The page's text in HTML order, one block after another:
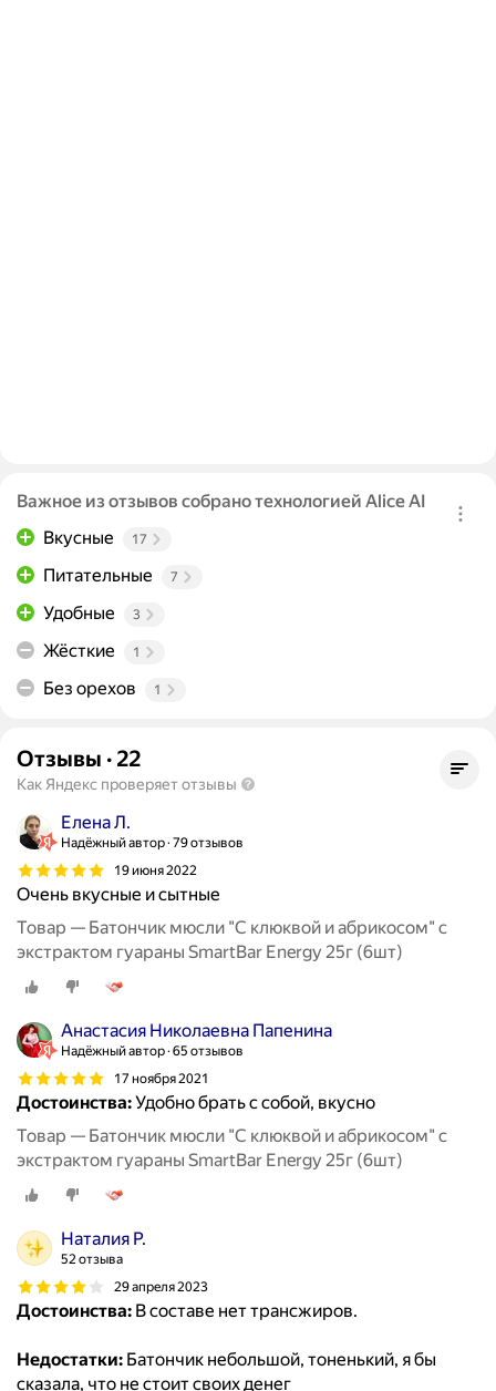
Важное из отзывов собрано технологией Alice AI
Вкусные
17
Питательные 7
Удобные 3
Жёсткие 1
Без орехов 1
Отзывы · 22
Как Яндекс проверяет отзывы
Елена Л.
Надёжный автор 79 отзывов
19 июня 2022
Очень вкусные и сытные
Товар — Батончик мюсли "С клюквой и абрикосом" с
экстрактом гуараны SmartBar Energy 25г (6шт)
Анастасия Николаевна Папенина
Надёжный автор 65 отзывов
17 ноября 2021
Достоинства:Удобно брать с собой, вкусно
Товар — Батончик мюсли "С клюквой и абрикосом" с
экстрактом гуараны SmartBar Energy 25г (6шт)
Наталия Р.
52 отзыва
29 апреля 2023
Достоинства: В составе нет трансжиров.
Недостатки: Батончик небольшой, тоненький, я бы
сказала, что не стоит своих денег